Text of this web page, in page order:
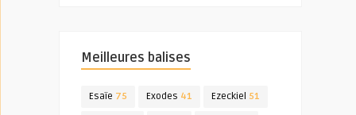
Meilleures balises
Esaïe 75 Exodes 41 Ezeckiel 51